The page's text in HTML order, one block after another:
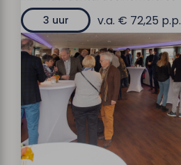
3 uur
v.a. € 72,25 p.p.